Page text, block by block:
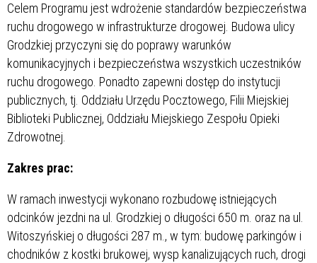
Celem Programu jest wdrożenie standardów bezpieczeństwa
ruchu drogowego w infrastrukturze drogowej. Budowa ulicy
Grodzkiej przyczyni się do poprawy warunków
komunikacyjnych i bezpieczeństwa wszystkich uczestników
ruchu drogowego. Ponadto zapewni dostęp do instytucji
publicznych, tj. Oddziału Urzędu Pocztowego, Filii Miejskiej
Biblioteki Publicznej, Oddziału Miejskiego Zespołu Opieki
Zdrowotnej.
Zakres prac:
W ramach inwestycji wykonano rozbudowę istniejących
odcinków jezdni na ul. Grodzkiej o długości 650 m. oraz na ul.
Witoszyńskiej o długości 287 m., w tym: budowę parkingów i
chodników z kostki brukowej, wysp kanalizujących ruch, drogi